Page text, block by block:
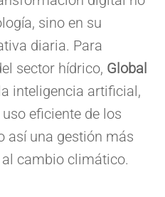
sino en su
diaria. Para
sector hídrico, Global
inteligencia artificial,
eficiente de los
así una gestión más
cambio climático.